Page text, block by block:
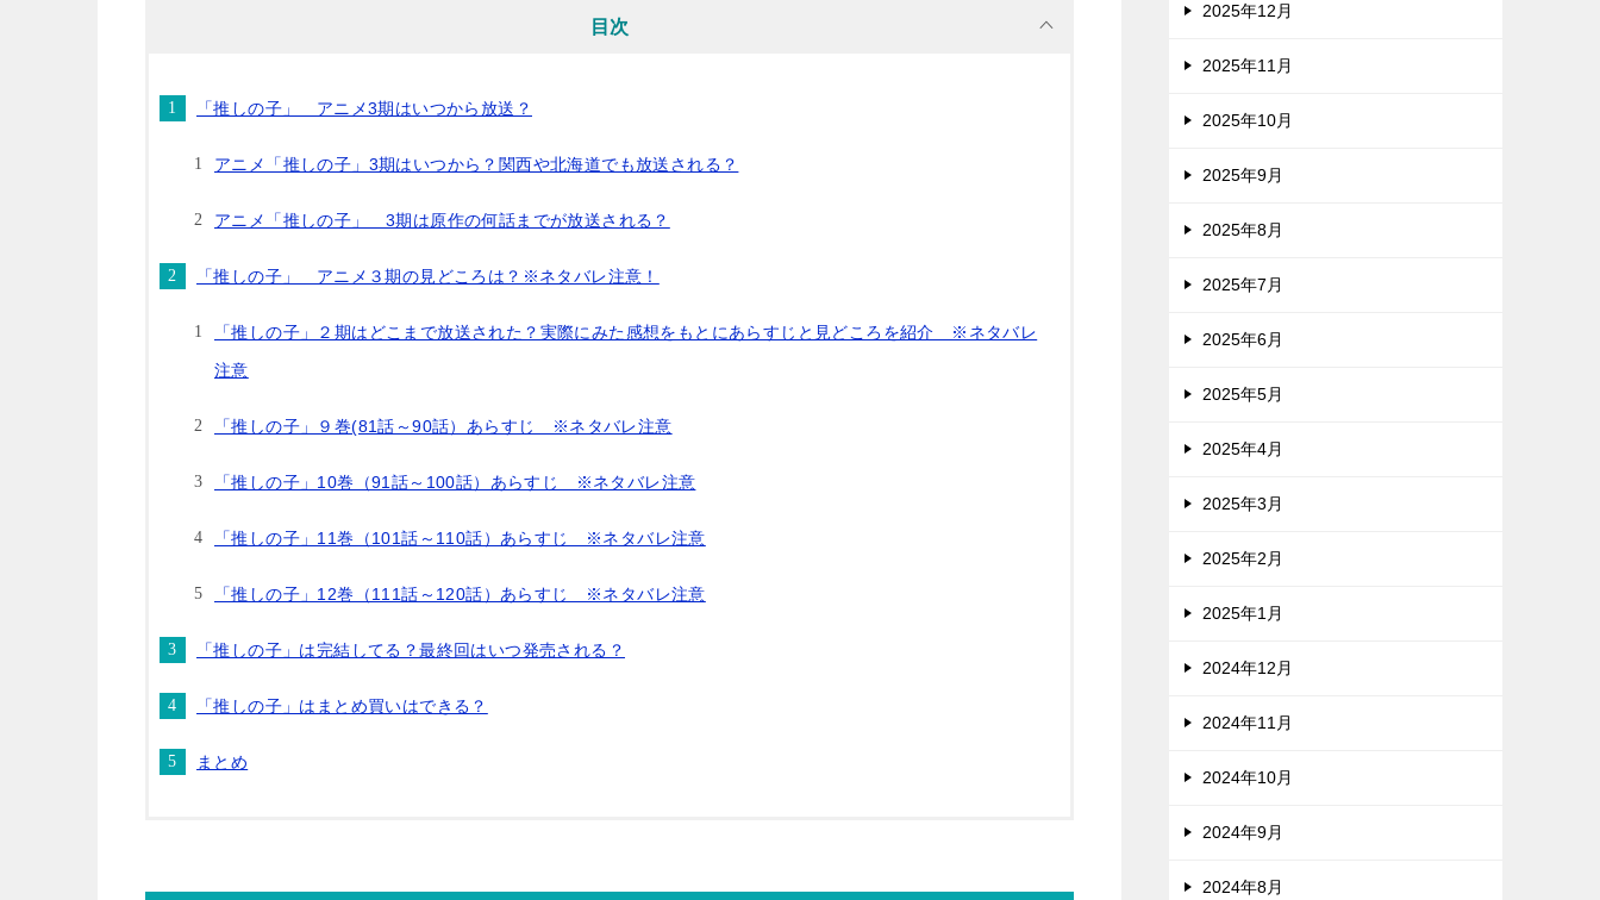
目次
「推しの子」 アニメ3期はいつから放送？
アニメ「推しの子」3期はいつから？関西や北海道でも放送される？
アニメ「推しの子」 3期は原作の何話までが放送される？
「推しの子」 アニメ３期の見どころは？※ネタバレ注意！
「推しの子」２期はどこまで放送された？実際にみた感想をもとにあらすじと見どころを紹介 ※ネタバレ
注意
「推しの子」９巻(81話～90話）あらすじ ※ネタバレ注意
「推しの子」10巻（91話～100話）あらすじ ※ネタバレ注意
「推しの子」11巻（101話～110話）あらすじ ※ネタバレ注意
「推しの子」12巻（111話～120話）あらすじ ※ネタバレ注意
「推しの子」は完結してる？最終回はいつ発売される？
「推しの子」はまとめ買いはできる？
まとめ
2025年12月
2025年11月
2025年10月
2025年9月
2025年8月
2025年7月
2025年6月
2025年5月
2025年4月
2025年3月
2025年2月
2025年1月
2024年12月
2024年11月
2024年10月
2024年9月
2024年8月